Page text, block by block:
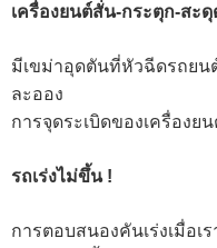
เครื่องยนต์สั่น-กระตุก-สะดุ
มีเขม่าอุดตันที่หัวฉีดรถยน
ละออง
การจุดระเบิดของเครื่องย
รถเร่งไม่ขึ้น !
การตอบสนองคันเร่งเมื่อเ